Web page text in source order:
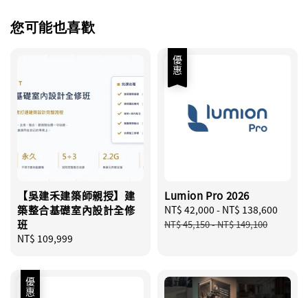
您可能也喜歡
【吳建禾建築師親授】建
築整合基礎室內設計全修
班
Regular
NT$ 109,999
優惠
Lumion Pro 2026
Sale
price
NT$ 42,000 - NT$ 138,600
NT$ 45,150-NT$ 149,100
優惠